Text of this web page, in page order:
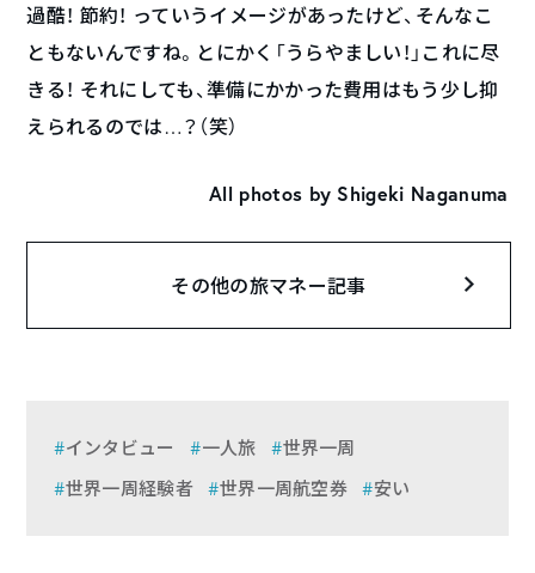
過酷！ 節約！ っていうイメージがあったけど、そんなこ
ともないんですね。とにかく「うらやましい！」これに尽
きる！ それにしても、準備にかかった費用はもう少し抑
えられるのでは…？（笑）
All photos by Shigeki Naganuma
その他の旅マネー記事
インタビュー 一人旅
世界一周
世界一周経験者
世界一周航空券 安い